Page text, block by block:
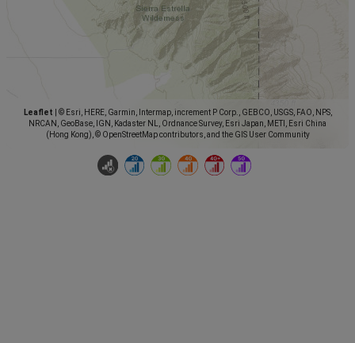
Leaflet
© Esri, HERE, Garmin, Intermap, increment P Corp., GEBCO, USGS, FAO, NPS,
NRCAN, GeoBase, IGN, Kadaster NL, Ordnance Survey, Esri Japan, METI, Esri China
(Hong Kong), © OpenStreetMap contributors, and the GIS User Community